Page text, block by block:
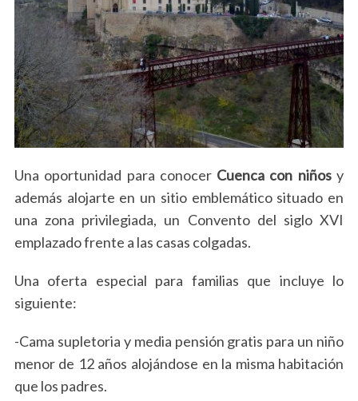
Una oportunidad para conocer Cuenca con niñosy
además alojarte en un sitio emblemático situado en
una zona privilegiada, un Convento del siglo XVI
emplazado frente a las casas colgadas.
Una oferta especial para familias que incluye lo
siguiente:
-Cama supletoria y media pensión gratis para un niño
menor de 12 años alojándose en la misma habitación
que los padres.